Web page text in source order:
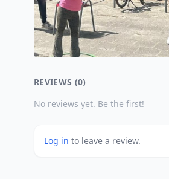
REVIEWS (0)
No reviews yet. Be the first!
Log in to leave a review.